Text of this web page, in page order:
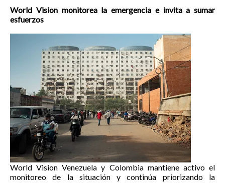
World Vision monitorea la emergencia e invita a sumar
esfuerzos
World Vision Venezuela y Colombia mantiene activo el
monitoreo de la situación y continúa priorizando la